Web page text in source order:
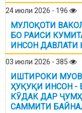
24 июли 2026 - 196
МУЛОҚОТИ
БО РАИСИ
ИНСОН ДАВЛАТИ
03 июли 2026 - 385
ИШТИРОКИ
ҲУҚУҚИ ИНСОН -
КӮДАК ДАР
САММИТИ